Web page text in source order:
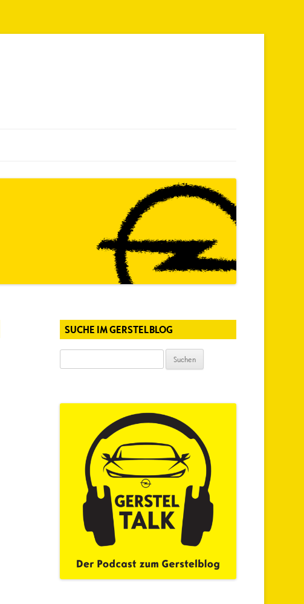
SUCHE IM GERSTELBLOG
nach: